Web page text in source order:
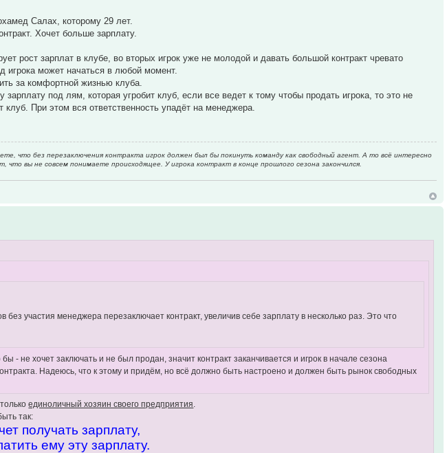
Салах, которому 29 лет.
Хочет больше зарплату.
рост зарплат в клубе, во вторых игрок уже не молодой и давать большой контракт чревато
игрока может начаться в любой момент.
за комфортной жизнью клуба.
под лям, которая угробит клуб, если все ведет к тому чтобы продать игрока, то это не
При этом вся ответственность упадёт на менеджера.
что без перезаключения контракта игрок должен был бы покинуть команду как свободный агент. А то всё интересно
что вы не совсем понимаете происходящее. У игрока контракт в конце прошлого сезона закончился.
без участия менеджера перезаключает контракт, увеличив себе зарплату в несколько раз. Это что
- не хочет заключать и не был продан, значит контракт заканчивается и игрок в начале сезона
Надеюсь, что к этому и придём, но всё должно быть настроено и должен быть рынок свободных
единоличный хозяин своего предприятия
так:
получать зарплату,
ему эту зарплату.